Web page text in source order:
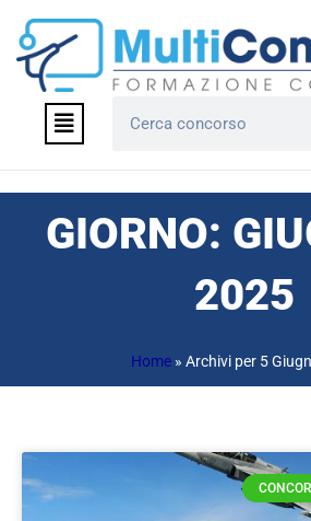
contenuto
Menu
GIORNO:
2025
Home» Archivi per 5